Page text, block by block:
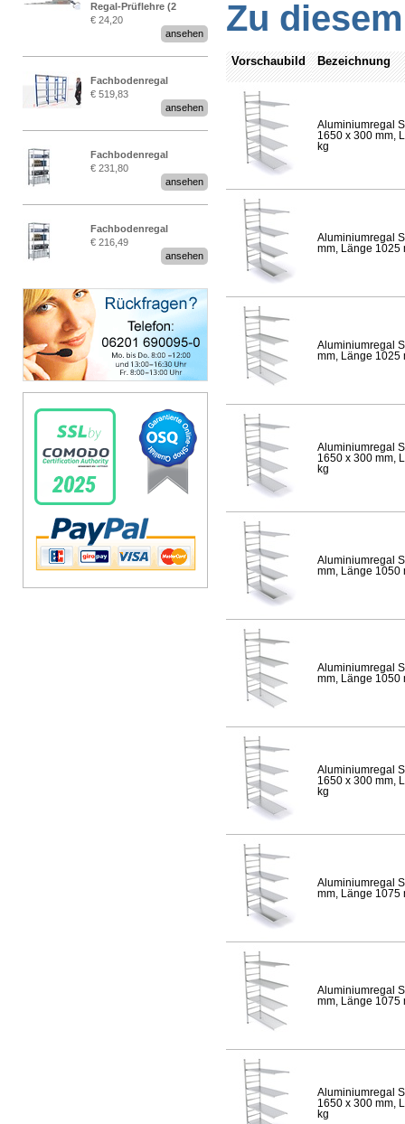
Regal-Prüflehre (2
Stück)
€ 24,20
ansehen
Fachbodenregal
Stecksystem MultiPlus
2,25 Meter breit
€ 519,83
ansehen
Fachbodenregal
Stecksystem MultiPlus
€ 231,80
ansehen
Fachbodenregal
Stecksystem MultiPlus
€ 216,49
ansehen
Zu
Vorschaubild Bezeichnung
Aluminiumregal
1650 x 300 mm,
kg
Aluminiumregal
mm, Länge 1025
Aluminiumregal
mm, Länge 1025
Aluminiumregal
1650 x 300 mm,
kg
Aluminiumregal
mm, Länge 1050
Aluminiumregal
mm, Länge 1050
Aluminiumregal
1650 x 300 mm,
kg
Aluminiumregal
mm, Länge 1075
Aluminiumregal
mm, Länge 1075
Aluminiumregal
1650 x 300 mm,
kg